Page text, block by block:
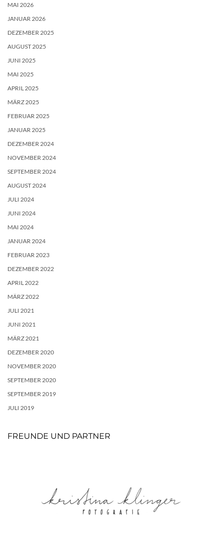
MAI 2026
JANUAR 2026
DEZEMBER 2025
AUGUST 2025
JUNI 2025
MAI 2025
APRIL 2025
MÄRZ 2025
FEBRUAR 2025
JANUAR 2025
DEZEMBER 2024
NOVEMBER 2024
SEPTEMBER 2024
AUGUST 2024
JULI 2024
JUNI 2024
MAI 2024
JANUAR 2024
FEBRUAR 2023
DEZEMBER 2022
APRIL 2022
MÄRZ 2022
JULI 2021
JUNI 2021
MÄRZ 2021
DEZEMBER 2020
NOVEMBER 2020
SEPTEMBER 2020
SEPTEMBER 2019
JULI 2019
FREUNDE UND PARTNER